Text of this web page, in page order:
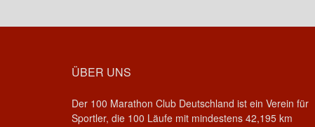
ÜBER UNS
Der 100 Marathon Club Deutschland ist ein Verein für
Sportler, die 100 Läufe mit mindestens 42,195 km